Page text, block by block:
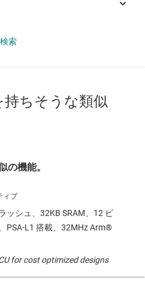
索
ちそうな類似
の機能。
ッシュ、32KB SRAM、12 ビ
PSA-L1 搭載、32MHz Arm®
for cost optimized designs